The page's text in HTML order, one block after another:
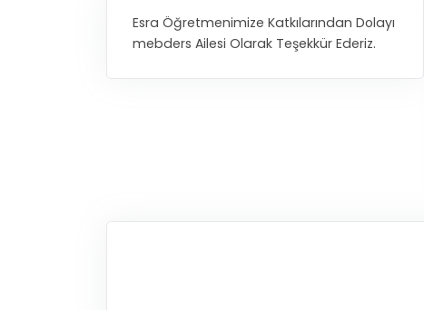
Esra Öğretmenimize Katkılarından Dolayı
mebders Ailesi Olarak Teşekkür Ederiz.